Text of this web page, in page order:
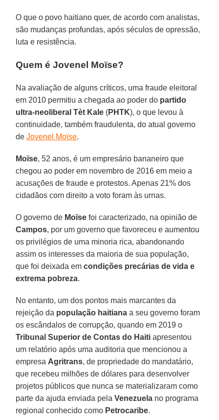
O que o povo haitiano quer, de acordo com analistas,
são mudanças profundas, após séculos de opressão,
luta e resistência.
Quem é Jovenel Moïse?
Na avaliação de alguns críticos, uma fraude eleitoral
em 2010 permitiu a chegada ao poder do partido
ultra-neoliberal Tèt Kale (PHTK), o que levou à
continuidade, também fraudulenta, do atual governo
deJovenel Moïse.
Moïse, 52 anos, é um empresário bananeiro que
chegou ao poder em novembro de 2016 em meio a
acusações de fraude e protestos. Apenas 21% dos
cidadãos com direito a voto foram às urnas.
O governo de Moïse foi caracterizado, na opinião de
Campos, por um governo que favoreceu e aumentou
os privilégios de uma minoria rica, abandonando
assim os interesses da maioria de sua população,
que foi deixada emcondições precárias de vida e
extrema pobreza.
No entanto, um dos pontos mais marcantes da
rejeição da população haitiana a seu governo foram
os escândalos de corrupção, quando em 2019 o
Tribunal Superior de Contas do Haiti apresentou
um relatório após uma auditoria que mencionou a
empresa Agritrans, de propriedade do mandatário,
que recebeu milhões de dólares para desenvolver
projetos públicos que nunca se materializaram como
parte da ajuda enviada pelaVenezuela no programa
regional conhecido como Petrocaribe.